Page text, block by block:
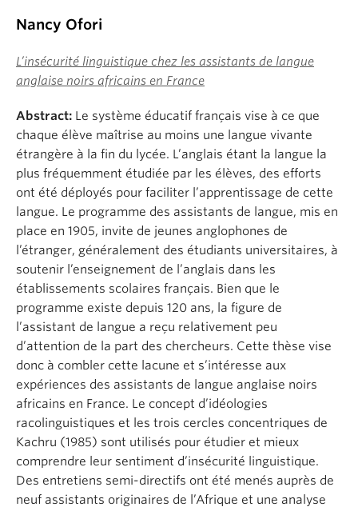
Nancy Ofori
L’insécurité linguistique chez les assistants de langue
anglaise noirs africains en France
Abstract: Le système éducatif français vise à ce que
chaque élève maîtrise au moins une langue vivante
étrangère à la fin du lycée. L’anglais étant la langue la
plus fréquemment étudiée par les élèves, des efforts
ont été déployés pour faciliter l’apprentissage de cette
langue. Le programme des assistants de langue, mis en
place en 1905, invite de jeunes anglophones de
l’étranger, généralement des étudiants universitaires, à
soutenir l’enseignement de l’anglais dans les
établissements scolaires français. Bien que le
programme existe depuis 120 ans, la figure de
l’assistant de langue a reçu relativement peu
d’attention de la part des chercheurs. Cette thèse vise
donc à combler cette lacune et s’intéresse aux
expériences des assistants de langue anglaise noirs
africains en France. Le concept d’idéologies
racolinguistiques et les trois cercles concentriques de
Kachru (1985) sont utilisés pour étudier et mieux
comprendre leur sentiment d’insécurité linguistique.
Des entretiens semi-directifs ont été menés auprès de
neuf assistants originaires de l’Afrique et une analyse